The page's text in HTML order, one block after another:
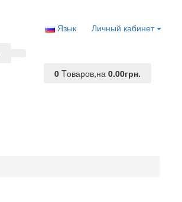
Личный кабинет
Язык
0 Tоваров,на0.00грн.